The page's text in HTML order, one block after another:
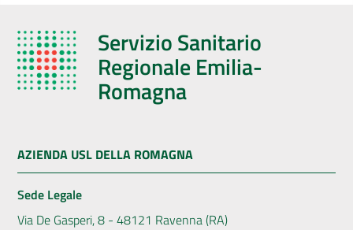
Servizio Sanitario
Regionale Emilia-
Romagna
AZIENDA USL DELLA ROMAGNA
Sede Legale
Via De Gasperi, 8 - 48121 Ravenna (RA)